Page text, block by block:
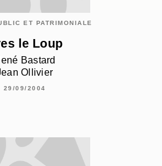
ET PATRIMONIALE
le Loup
Bastard
Ollivier
29/09/2004